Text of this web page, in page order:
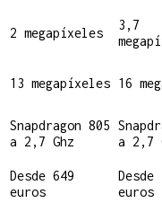
2 megapíxeles
3,7
13 megapíxeles 16
Snapdragon 805
a 2,7 Ghz
a 2,7
Desde 649
euros
Desde
euros